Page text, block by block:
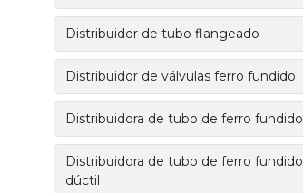
Distribuidor de tubo flangeado
Distribuidor de válvulas ferro fundido
Distribuidora de tubo de ferro fundido
Distribuidora de tubo de ferro fundido
dúctil